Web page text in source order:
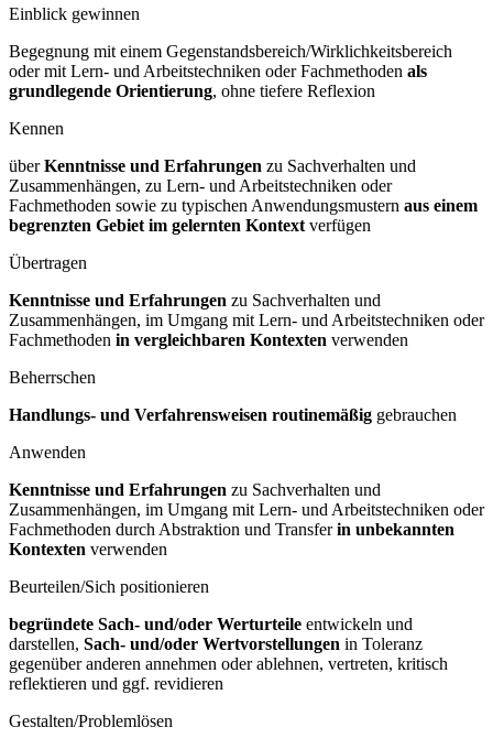
Einblick gewinnen
Begegnung mit einem Gegenstandsbereich/Wirklichkeitsbereich
oder mit Lern- und Arbeitstechniken oder Fachmethoden als
grundlegende Orientierung, ohne tiefere Reflexion
Kennen
überKenntnisse und Erfahrungen zu Sachverhalten und
Zusammenhängen, zu Lern- und Arbeitstechniken oder
Fachmethoden sowie zu typischen Anwendungsmustern aus einem
begrenzten Gebiet im gelernten Kontext verfügen
Übertragen
Kenntnisse und Erfahrungen zu Sachverhalten und
Zusammenhängen, im Umgang mit Lern- und Arbeitstechniken oder
Fachmethoden in vergleichbaren Kontexten verwenden
Beherrschen
Handlungs- und Verfahrensweisen routinemäßig gebrauchen
Anwenden
Kenntnisse und Erfahrungen zu Sachverhalten und
Zusammenhängen, im Umgang mit Lern- und Arbeitstechniken oder
Fachmethoden durch Abstraktion und Transferin unbekannten
Kontexten verwenden
Beurteilen/Sich positionieren
begründete Sach- und/oder Werturteile entwickeln und
darstellen, Sach- und/oder Wertvorstellungen in Toleranz
gegenüber anderen annehmen oder ablehnen, vertreten, kritisch
reflektieren und ggf. revidieren
Gestalten/Problemlösen